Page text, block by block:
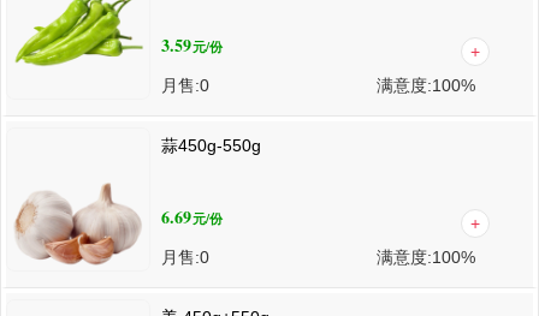
3.59元/份
月售:0 满意度:100%
蒜450g-550g
6.69元/份
月售:0 满意度:100%